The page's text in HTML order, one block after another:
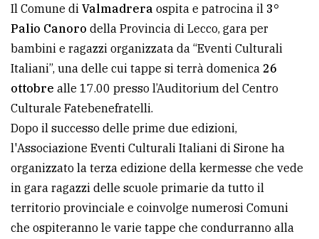
CERCA
Cerca
per
comune
Ricerca
avanzata
ALTRE
TESTATE
Il Comune di Valmadrera ospita e patrocina il 3°
Palio Canoro della Provincia di Lecco, gara per
bambini e ragazzi organizzata da “Eventi Culturali
Italiani”, una delle cui tappe si terrà domenica 26
ottobre alle 17.00 presso l’Auditorium del Centro
Culturale Fatebenefratelli.
Dopo il successo delle prime due edizioni,
l'Associazione Eventi Culturali Italiani di Sirone ha
organizzato la terza edizione della kermesse che vede
in gara ragazzi delle scuole primarie da tutto il
territorio provinciale e coinvolge numerosi Comuni
che ospiteranno le varie tappe che condurranno alla